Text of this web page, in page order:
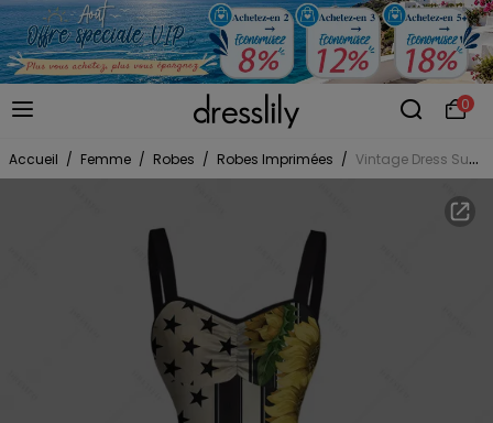
0
Accueil / Femme / Robes / Robes Imprimées / Vintage Dress Sunflower Star Striped Music Notes Print Ruched Bust Mini Dress